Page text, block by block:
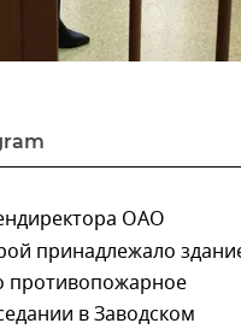
ОАО
принадлежало
противопожарное
в Заводском